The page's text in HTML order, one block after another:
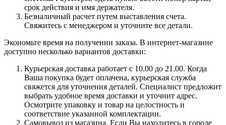
срок действия и имя держателя.
Безналичный расчет путем выставления счета.
Свяжитесь с менеджером и уточните все детали.
Экономьте время на получении заказа. В интернет-магазине
доступно несколько вариантов доставки:
Курьерская доставка работает с 10.00 до 21.00. Когда
Ваша покупка будет оплачена, курьерская служба
свяжется для уточнения деталей. Специалист предложит
выбрать удобное время доставки и уточнит адрес.
Осмотрите упаковку и товар на целостность и
соответствие указанной комплектации.
Самовывоз из магазина. Если Вы находитесь в городе